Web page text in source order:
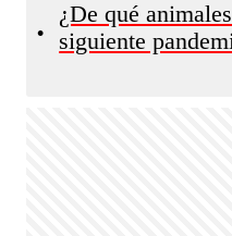
•
¿De qué
siguiente